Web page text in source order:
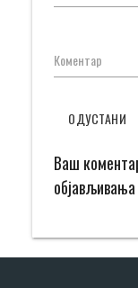
Коментар
ОДУСТАНИ
Ваш
објављивања